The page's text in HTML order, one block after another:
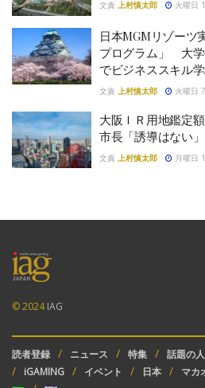
文責 上村慎太郎 火曜日
日本MGMリゾーツ
プログラム」 大
でビジネススキル
文責 上村慎太郎 火曜日
大阪ＩＲ用地鑑定
市長「誘導はない」
文責 上村慎太郎 月曜日
© 2024IAG
読者登録 ニュース 特集 話題の
iGAMING
イベント 日本 マカ